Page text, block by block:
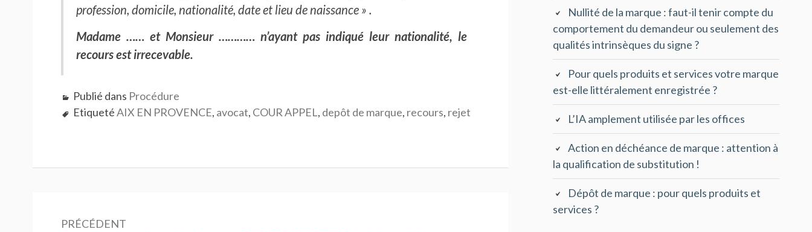
profession, domicile, nationalité, date et lieu de naissance » .
Madame …… et Monsieur ………… n’ayant pas indiqué leur nationalité, le
recours est irrecevable.
Publié dans Procédure
EtiquetéAIX EN PROVENCE, avocat, COUR APPEL, depôt de marque, recours, rejet
PRÉCÉDENT
Nullité de la marque : faut-il tenir compte du
comportement du demandeur ou seulement des
qualités intrinsèques du signe ?
Pour quels produits et services votre marque
est-elle littéralement enregistrée ?
L’IA amplement utilisée par les offices
Action en déchéance de marque : attention à
la qualification de substitution !
Dépôt de marque : pour quels produits et
services ?